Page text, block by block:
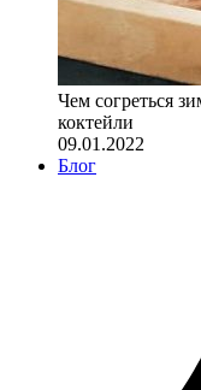
Чем согреться
коктейли
09.01.2022
Блог